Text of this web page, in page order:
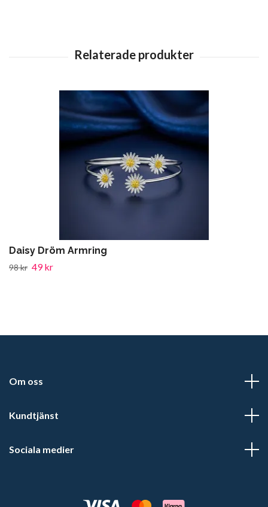
Daisy Dröm Armring
98 kr 49 kr
Om oss
Kundtjänst
Sociala medier